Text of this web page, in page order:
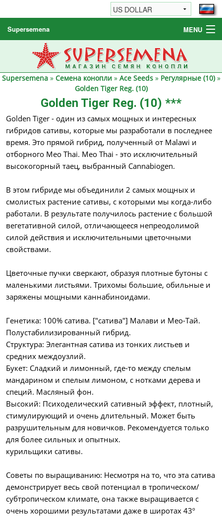
Supersemena MENU
Семена конопли
Другие товары
Как заказать / FAQ
Supersemena» Семена конопли» Ace Seeds» Регулярные (10)»
Golden Tiger Reg. (10)
Golden Tiger Reg. (10) ***
Golden Tiger - один из самых мощных и интересных
гибридов сативы, которые мы разработали в последнее
время. Это прямой гибрид, полученный от Malawi и
отборного Meo Thai. Meo Thai - это исключительный
высокогорный таец, выбранный Cannabiogen.
В этом гибриде мы объединили 2 самых мощных и
смолистых растение сативы, с которыми мы когда-либо
работали. В результате получилось растение с большой
вегетативной силой, отличающееся непреодолимой
силой действия и исключительными цветочными
свойствами.
Цветочные пучки сверкают, образуя плотные бутоны с
маленькими листьями. Трихомы большие, обильные и
заряжены мощными каннабиноидами.
Генетика: 100% сатива. ["сатива"] Малави и Мео-Тай.
Полустабилизированный гибрид.
Структура: Элегантная сатива из тонких листьев и
средних междоузлий.
Букет: Сладкий и лимонный, где-то между спелым
мандарином и спелым лимоном, с нотками дерева и
специй. Масляный фон.
Высокий: Психоделический сативный эффект, плотный,
стимулирующий и очень длительный. Может быть
разрушительным для новичков. Рекомендуется только
для более сильных и опытных.
курильщики сативы.
Советы по выращиванию: Несмотря на то, что эта сатива
демонстрирует весь свой потенциал в тропическом/
субтропическом климате, она также выращивается с
очень хорошими результатами даже в широтах 43º